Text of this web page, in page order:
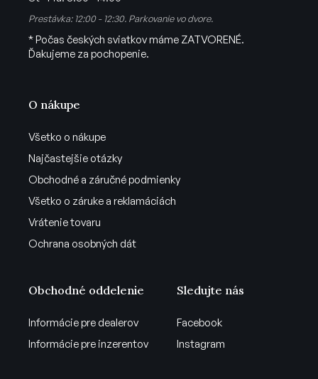
O nákupe
Všetko o nákupe
Najčastejšie otázky
Obchodné a záručné podmienky
Všetko o záruke a reklamáciách
Vrátenie tovaru
Ochrana osobných dát
Prestávka: 12:00 - 12:30. Parkovanie vo dvore.
* Počas českých sviatkov máme ZATVORENÉ.
Ďakujeme za pochopenie.
Obchodné oddelenie
Informácie pre dealerov
Informácie pre inzerentov
Sledujte nás
Facebook
Instagram